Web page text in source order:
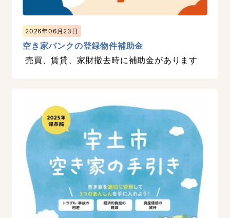
2026年06月23日
空き家バンクの登録物件補助金
売買、賃貸、家財撤去時に補助金があります